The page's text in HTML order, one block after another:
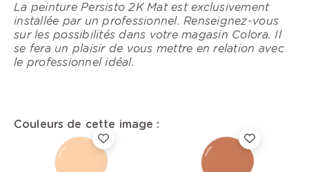
La peinture Persisto 2K Mat est exclusivement
installée par un professionnel. Renseignez-vous
sur les possibilités dans votre magasin Colora. Il
se fera un plaisir de vous mettre en relation avec
le professionnel idéal.
Couleurs de cette image :